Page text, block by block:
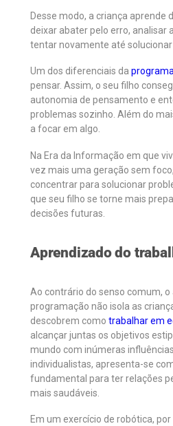
Desse modo, a criança aprende
deixar abater pelo erro, analisar
tentar novamente até solucionar
Um dos diferenciais da
pensar. Assim, o seu filho
autonomia de pensamento e
problemas sozinho. Além do
a focar em algo.
Na Era da Informação em que
vez mais uma geração sem
concentrar para solucionar
que seu filho se torne mais
decisões futuras.
Aprendizado do
Ao contrário do senso comum,
programação não isola as
descobrem como trabalhar em
alcançar juntas os objetivos
mundo com inúmeras
individualistas, apresenta-se
fundamental para ter relações
mais saudáveis.
Em um exercício de robótica,